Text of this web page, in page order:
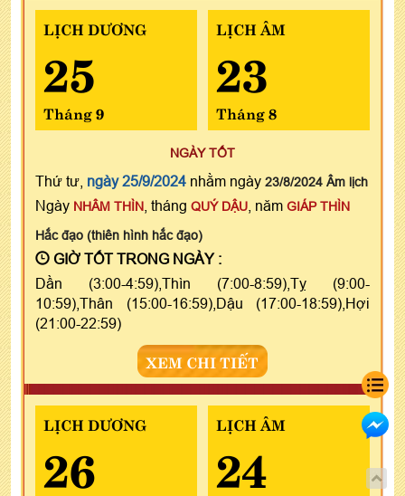
LỊCH DƯƠNG
25
Tháng 9
LỊCH ÂM
23
Tháng 8
NGÀY TỐT
Thứ tư, ngày 25/9/2024 nhằm ngày 23/8/2024 Âm lịch
Ngày NHÂM THÌN , tháng QUÝ DẬU , năm GIÁP THÌN
Hắc đạo (thiên hình hắc đạo)
GIỜ TỐT TRONG NGÀY :
Dần (3:00-4:59),Thìn (7:00-8:59),Tỵ (9:00-
10:59),Thân (15:00-16:59),Dậu (17:00-18:59),Hợi
(21:00-22:59)
XEM CHI TIẾT
LỊCH DƯƠNG
26
LỊCH ÂM
24